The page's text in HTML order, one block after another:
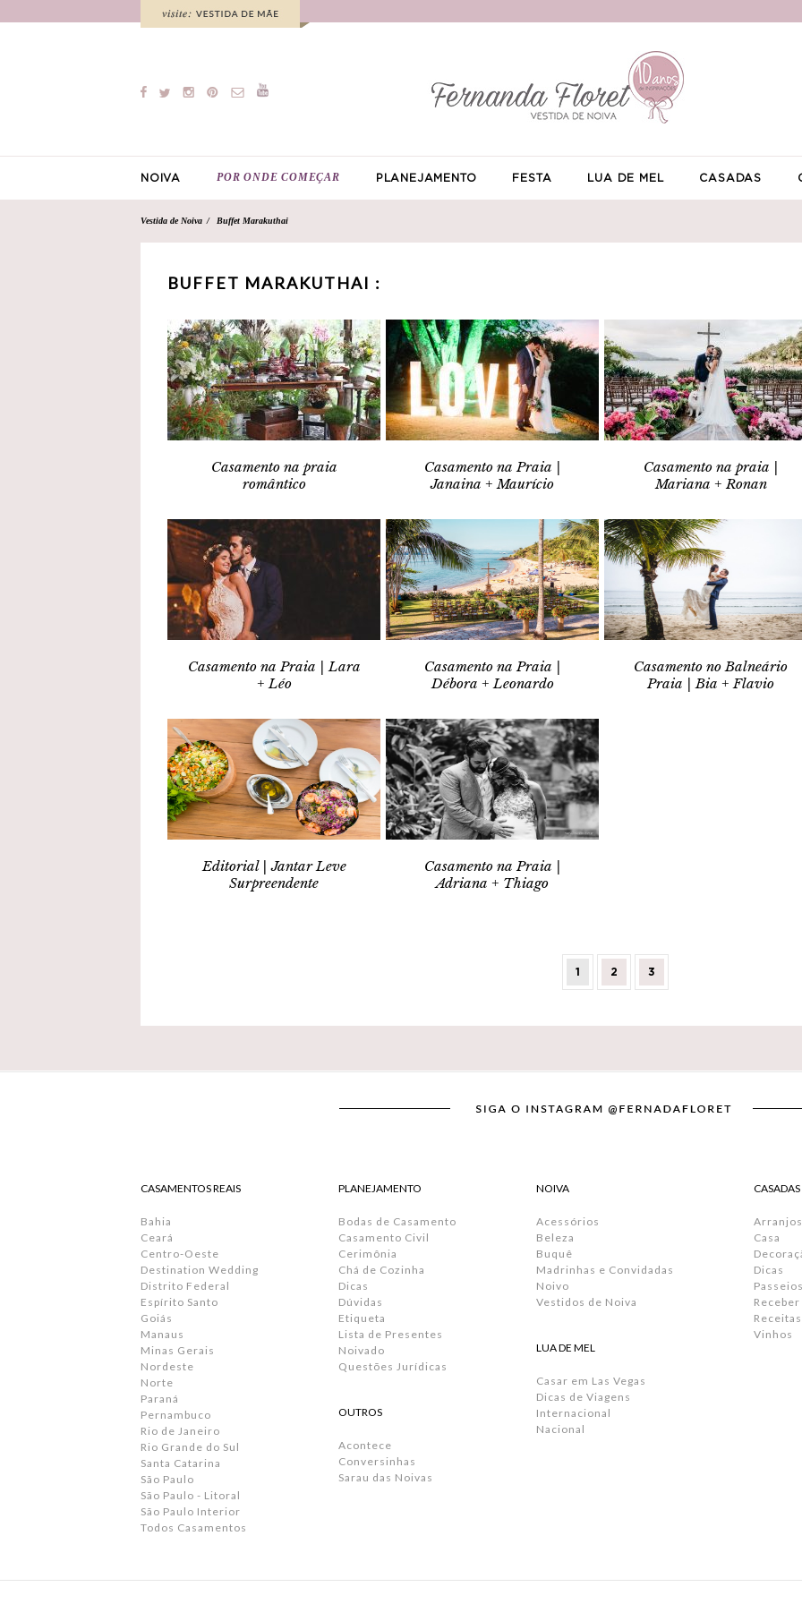
NOIVA POR ONDE COMEÇAR PLANEJAMENTO FESTA LUA DE MEL CASADAS
Vestida de Noiva Buffet Marakuthai
BUFFET MARAKUTHAI :
Casamento na praia
romântico
Casamento na Praia |
Janaina + Maurício
Casamento na praia |
Mariana + Ronan
Casamento na Praia | Lara
+ Léo
Casamento na Praia |
Débora + Leonardo
Casamento no Balneário
Praia | Bia + Flavio
Editorial | Jantar Leve
Surpreendente
Casamento na Praia |
Adriana + Thiago
1 2 3
CASAMENTOS REAIS
Bahia
Ceará
Centro-Oeste
Destination Wedding
Distrito Federal
Espírito Santo
Goiás
Manaus
Minas Gerais
Nordeste
Norte
Paraná
Pernambuco
Rio de Janeiro
Rio Grande do Sul
Santa Catarina
São Paulo
São Paulo - Litoral
São Paulo Interior
Todos Casamentos
PLANEJAMENTO
Bodas de Casamento
Casamento Civil
Cerimônia
Chá de Cozinha
Dicas
Dúvidas
Etiqueta
Lista de Presentes
Noivado
Questões Jurídicas
OUTROS
Acontece
Conversinhas
Sarau das Noivas
NOIVA
Acessórios
Beleza
Buquê
Madrinhas e Convidadas
Noivo
Vestidos de Noiva
LUA DE MEL
Casar em Las Vegas
Dicas de Viagens
Internacional
Nacional
CASADAS
Casa
Dicas
Passeios
Receber
Receitas
Vinhos